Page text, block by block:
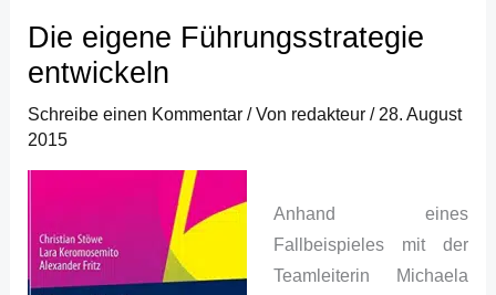
Die eigene Führungsstrategie
entwickeln
Schreibe einen Kommentar / Von redakteur / 28. August
2015
Anhand eines
Fallbeispieles mit der
Teamleiterin Michaela